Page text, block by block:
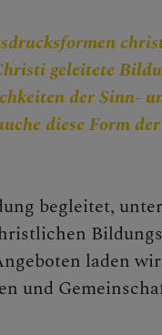
geleitete
der Sinn-
diese Form
begleitet,
laden
und